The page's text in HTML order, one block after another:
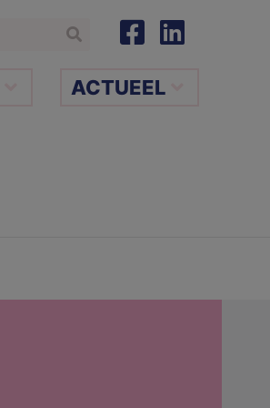
ACTUEEL